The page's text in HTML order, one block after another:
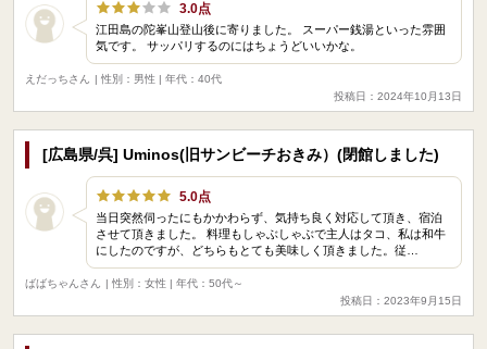
3.0点
江田島の陀峯山登山後に寄りました。 スーパー銭湯といった雰囲
気です。 サッパリするのにはちょうどいいかな。
えだっちさん | 性別：男性 | 年代：40代
投稿日：2024年10月13日
[広島県/呉] Uminos(旧サンビーチおきみ）(閉館しました)
5.0点
当日突然伺ったにもかかわらず、気持ち良く対応して頂き、宿泊
させて頂きました。 料理もしゃぶしゃぶで主人はタコ、私は和牛
にしたのですが、どちらもとても美味しく頂きました。従…
ばばちゃんさん | 性別：女性 | 年代：50代～
投稿日：2023年9月15日